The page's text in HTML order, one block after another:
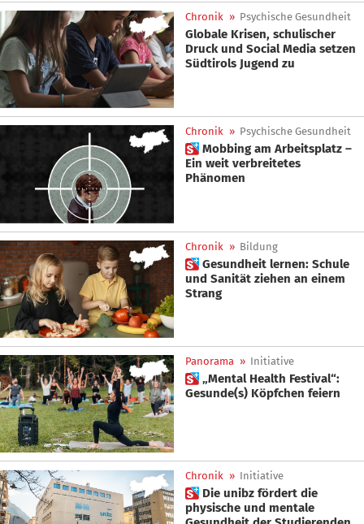
Chronik » Psychische Gesundheit
Globale Krisen, schulischer
Druck und Social Media setzen
Südtirols Jugend zu
Chronik » Psychische Gesundheit
 Mobbing am Arbeitsplatz –
Ein weit verbreitetes
Phänomen
Chronik » Bildung
 Gesundheit lernen: Schule
und Sanität ziehen an einem
Strang
Panorama » Initiative
 „Mental Health Festival“:
Gesunde(s) Köpfchen feiern
Chronik » Initiative
 Die unibz fördert die
physische und mentale